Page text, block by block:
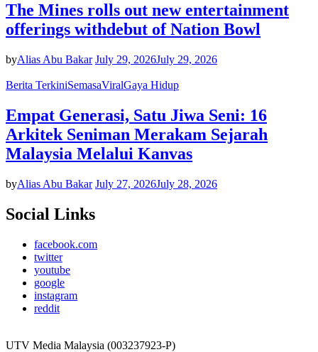
The Mines rolls out new entertainment
offerings withdebut of Nation Bowl
byAlias Abu Bakar July 29, 2026July 29, 2026
Berita TerkiniSemasaViralGaya Hidup
Empat Generasi, Satu Jiwa Seni: 16
Arkitek Seniman Merakam Sejarah
Malaysia Melalui Kanvas
byAlias Abu Bakar July 27, 2026July 28, 2026
Social Links
facebook.com
twitter
youtube
google
instagram
reddit
UTV Media Malaysia (003237923-P)